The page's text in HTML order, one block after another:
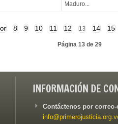
Maduro...
8 9 10 11 12 13 14 15
Página 13 de 29
INFORMACIÓN DE
Contáctenos por